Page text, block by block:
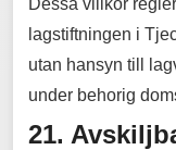
Dessa villkor
lagstiftningen i
utan hansyn till
under behorig
21.